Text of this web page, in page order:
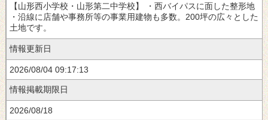
【山形西小学校・山形第二中学校】 ・西バイパスに面した整形地
・沿線に店舗や事務所等の事業用建物も多数。200坪の広々とした
土地です。
情報更新日
2026/08/04 09:17:13
情報掲載期限日
2026/08/18